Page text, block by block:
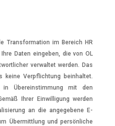
Transformation im Bereich HR
Daten eingeben, die von OL
verwaltet werden. Das
keine Verpflichtung beinhaltet.
Übereinstimmung mit den
Ihrer Einwilligung werden
an die angegebene E-
Übermittlung und persönliche